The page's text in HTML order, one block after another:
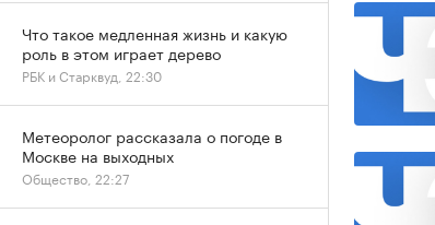
Что такое медленная жизнь и какую
роль в этом играет дерево
РБК и Старквуд, 22:30
Метеоролог рассказала о погоде в
Москве на выходных
Общество, 22:27